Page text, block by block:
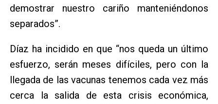
demostrar nuestro cariño manteniéndonos
separados”.
Díaz ha incidido en que “nos queda un último
esfuerzo, serán meses difíciles, pero con la
llegada de las vacunas tenemos cada vez más
cerca la salida de esta crisis económica,